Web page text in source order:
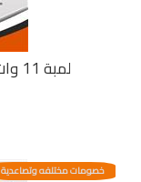
لمبة 11 وات 3 مستويات ابيض 1521 ليومن
خصومات مختلفه وتصاعدية